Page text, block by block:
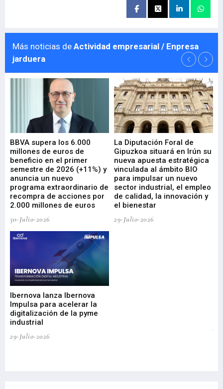
Más noticias de Actividad empresarial / Enpresa
jarduera
BBVA supera los 6.000
millones de euros de
beneficio en el primer
semestre de 2026 (+11%) y
anuncia un nuevo
programa extraordinario de
recompra de acciones por
2.000 millones de euros
30-Julio-2026
La Diputación Foral de
Gipuzkoa situará en Irún su
nueva apuesta estratégica
vinculada al ámbito BIO
para impulsar un nuevo
sector industrial, el empleo
de calidad, la innovación y
el bienestar
29-Julio-2026
Ibernova lanza Ibernova
Impulsa para acelerar la
digitalización de la pyme
industrial
29-Julio-2026